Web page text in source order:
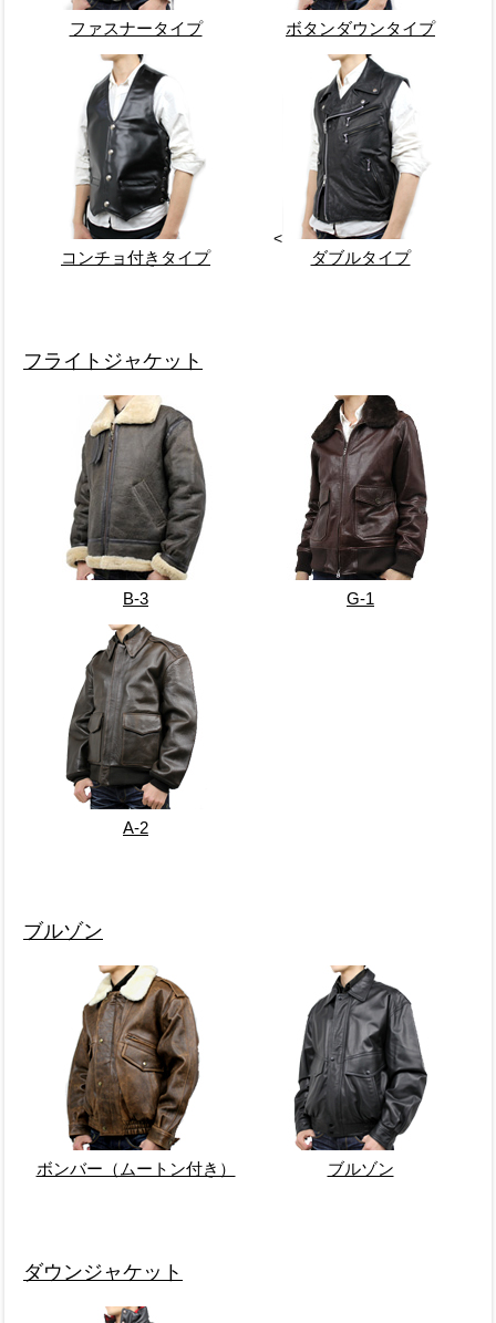
ファスナータイプ ボタンダウンタイプ
コンチョ付きタイプ
<
ダブルタイプ
フライトジャケット
B-3 G-1
A-2
ブルゾン
ボンバー（ムートン付き） ブルゾン
ダウンジャケット